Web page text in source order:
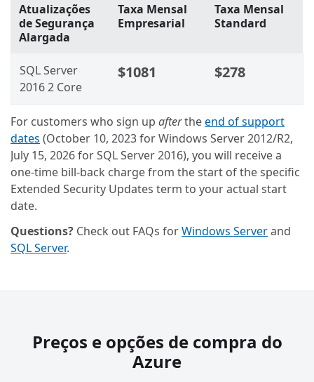
Atualizações
de Segurança
Alargada
Taxa Mensal
Empresarial
Taxa Mensal
Standard
SQL Server
2016 2 Core
$1081 $278
For customers who sign up aftertheend of support
dates (October 10, 2023 for Windows Server 2012/R2,
July 15, 2026 for SQL Server 2016), you will receive a
one-time bill-back charge from the start of the specific
Extended Security Updates term to your actual start
date.
Questions? Check out FAQs forWindows Serverand
SQL Server.
Preços e opções de compra do
Azure